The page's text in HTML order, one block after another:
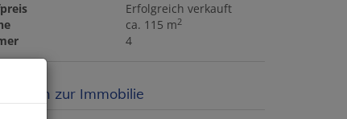
Erfolgreich verkauft
ca. 115 m2
4
zur Immobilie